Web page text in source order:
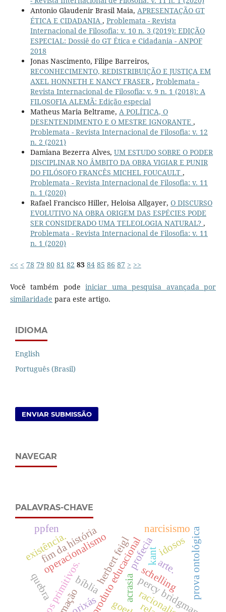
Antonio Glaudenir Brasil Maia, APRESENTAÇÃO GT
ÉTICA E CIDADANIA , Problemata - Revista
Internacional de Filosofia: v. 10 n. 3 (2019): EDIÇÃO
ESPECIAL: Dossiê do GT Ética e Cidadania - ANPOF
2018
Jonas Nascimento, Filipe Barreiros,
RECONHECIMENTO, REDISTRIBUIÇÃO E JUSTIÇA EM
AXEL HONNETH E NANCY FRASER, Problemata -
Revista Internacional de Filosofia: v. 9 n. 1 (2018): A
FILOSOFIA ALEMÃ: Edição especial
Matheus Maria Beltrame, A POLÍTICA, O
DESENTENDIMENTO E O MESTRE IGNORANTE ,
Problemata - Revista Internacional de Filosofia: v. 12
n. 2 (2021)
Damiana Bezerra Alves, UM ESTUDO SOBRE O PODER
DISCIPLINAR NO ÂMBITO DA OBRA VIGIAR E PUNIR
DO FILÓSOFO FRANCÊS MICHEL FOUCAULT ,
Problemata - Revista Internacional de Filosofia: v. 11
n. 1 (2020)
Rafael Francisco Hiller, Heloisa Allgayer, O DISCURSO
EVOLUTIVO NA OBRA ORIGEM DAS ESPÉCIES PODE
SER CONSIDERADO UMA TELEOLOGIA NATURAL? ,
Problemata - Revista Internacional de Filosofia: v. 11
n. 1 (2020)
<< < 78 79 80 81 82 83 84 85 86 87 > >>
Você também podeiniciar uma pesquisa avançada por
similaridade para este artigo.
IDIOMA
English
Português (Brasil)
ENVIAR SUBMISSÃO
NAVEGAR
PALAVRAS-CHAVE
kant
herbert feigl
bíblia
profecia
produto educacional
acrasia
operacionalismo
percy bridgman
fim da história idosos
arte.
schelling prova ontológica
existência.
narcisismo
quebra
ppfen
orixás